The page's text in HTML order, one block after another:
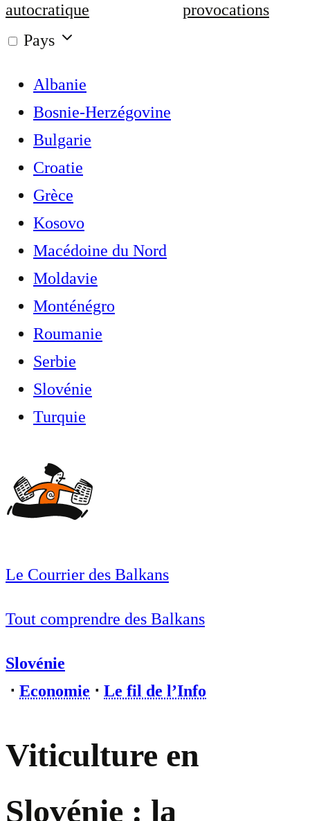
autocratique
provocations
Pays
Albanie
Bosnie-Herzégovine
Bulgarie
Croatie
Grèce
Kosovo
Macédoine du Nord
Moldavie
Monténégro
Roumanie
Serbie
Slovénie
Turquie
Le Courrier des Balkans
Tout comprendre des Balkans
Slovénie
⋅ Economie ⋅ Le fil de l’Info
Viticulture en
Slovénie : la